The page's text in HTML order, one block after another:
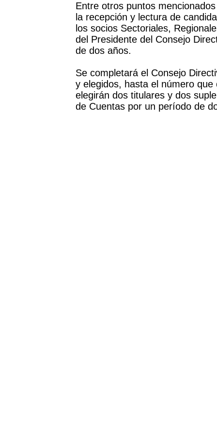
Entre otros puntos
la recepción y lectura de
los socios Sectoriales,
del Presidente del Consejo
de dos años.
Se completará el Consejo
y elegidos, hasta el número
elegirán dos titulares y dos
de Cuentas por un período de